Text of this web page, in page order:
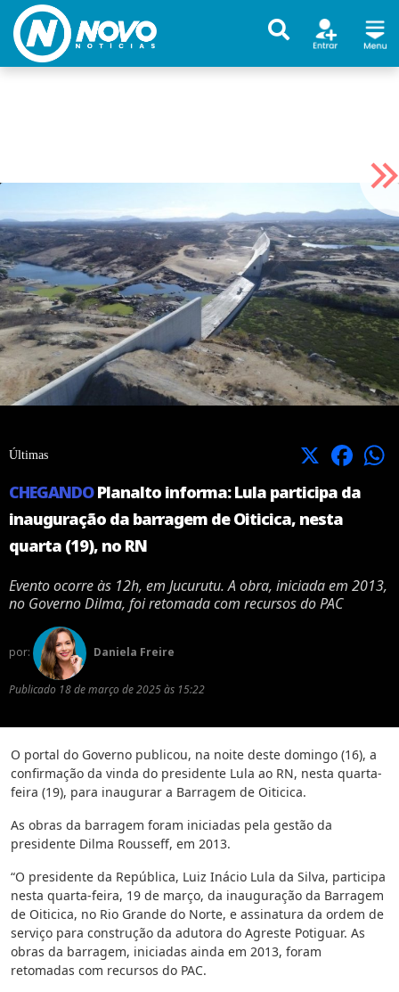
Últimas X Facebook
CHEGANDOPlanalto informa: Lula participa da
inauguração da barragem de Oiticica, nesta
quarta (19), no RN
Evento ocorre às 12h, em Jucurutu. A obra, iniciada em 2013,
no Governo Dilma, foi retomada com recursos do PAC
por: Daniela Freire
Publicado 18 de março de 2025 às 15:22
O portal do Governo publicou, na noite deste domingo (16), a
confirmação da vinda do presidente Lula ao RN, nesta quarta-
feira (19), para inaugurar a Barragem de Oiticica.
As obras da barragem foram iniciadas pela gestão da
presidente Dilma Rousseff, em 2013.
“O presidente da República, Luiz Inácio Lula da Silva, participa
nesta quarta-feira, 19 de março, da inauguração da Barragem
de Oiticica, no Rio Grande do Norte, e assinatura da ordem de
serviço para construção da adutora do Agreste Potiguar. As
obras da barragem, iniciadas ainda em 2013, foram
retomadas com recursos do PAC.